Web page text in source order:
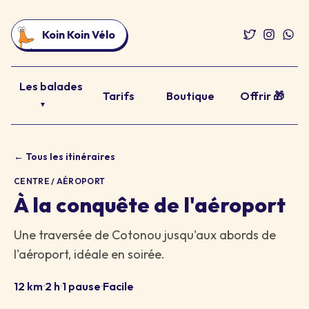
Koin Koin Vélo
Les balades
▼
Tarifs Boutique Offrir 🎁
← Tous les itinéraires
CENTRE / AÉROPORT
À la conquête de l'aéroport
Une traversée de Cotonou jusqu'aux abords de
l'aéroport, idéale en soirée.
12 km·2 h·1 pause·Facile